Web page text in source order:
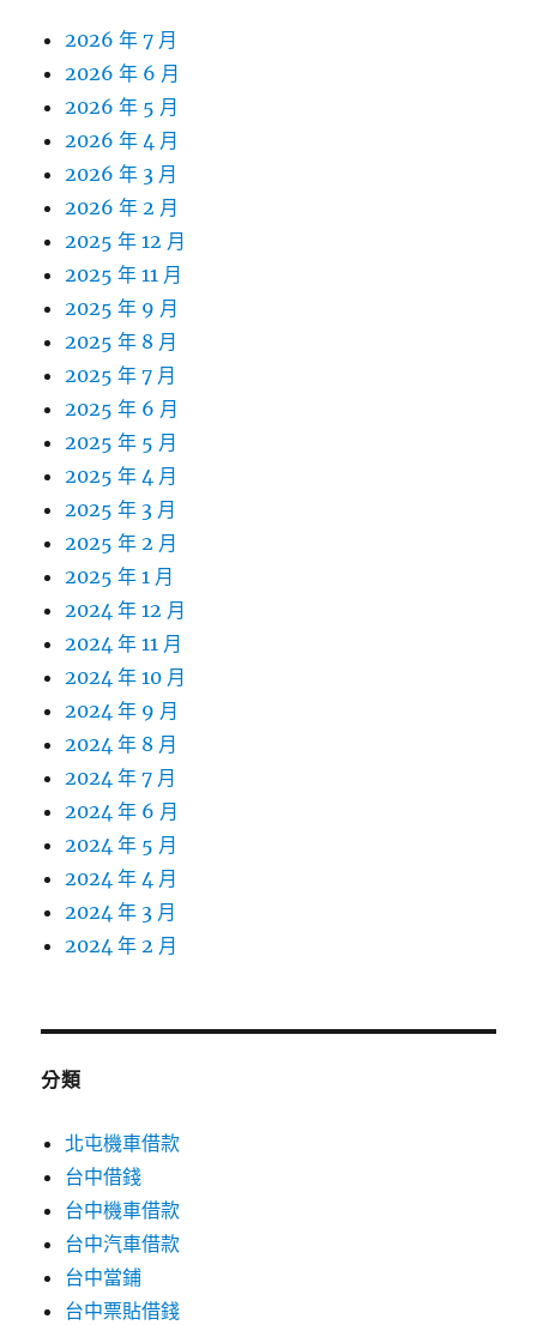
2026 年 7 月
2026 年 6 月
2026 年 5 月
2026 年 4 月
2026 年 3 月
2026 年 2 月
2025 年 12 月
2025 年 11 月
2025 年 9 月
2025 年 8 月
2025 年 7 月
2025 年 6 月
2025 年 5 月
2025 年 4 月
2025 年 3 月
2025 年 2 月
2025 年 1 月
2024 年 12 月
2024 年 11 月
2024 年 10 月
2024 年 9 月
2024 年 8 月
2024 年 7 月
2024 年 6 月
2024 年 5 月
2024 年 4 月
2024 年 3 月
2024 年 2 月
分類
北屯機車借款
台中借錢
台中機車借款
台中汽車借款
台中當鋪
台中票貼借錢